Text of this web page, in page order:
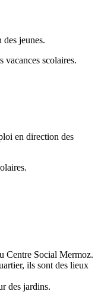
jeunes.
vacances scolaires.
en direction des
Centre Social Mermoz.
ils sont des lieux
des jardins.